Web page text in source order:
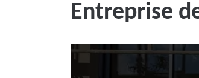
Entreprise